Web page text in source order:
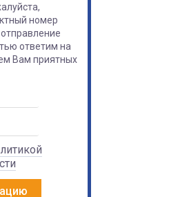
номер
ответим на
Вам приятных